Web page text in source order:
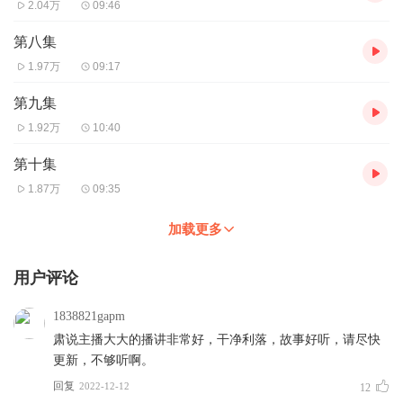
2.04万 09:46
第八集
1.97万 09:17
第九集
1.92万 10:40
第十集
1.87万 09:35
加载更多
用户评论
1838821gapm
肃说主播大大的播讲非常好，干净利落，故事好听，请尽快
更新，不够听啊。
回复 2022-12-12 12